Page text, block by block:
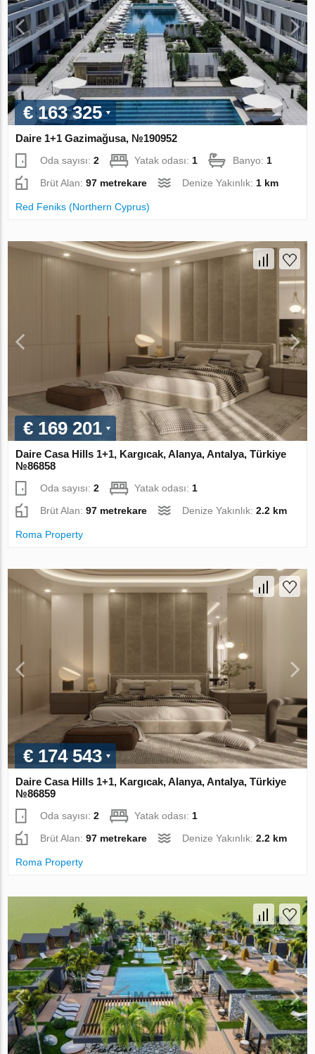
€ 163 325
Daire 1+1 Gazimağusa, №190952
Oda sayısı:2 Yatak odası:1 Banyo:1
Brüt Alan:97 metrekare Denize Yakınlık:1 km
Red Feniks (Northern Cyprus)
€ 169 201
Daire Casa Hills 1+1, Kargıcak, Alanya, Antalya, Türkiye
№86858
Oda sayısı:2 Yatak odası: 1
Brüt Alan:97 metrekare Denize Yakınlık:2.2 km
Roma Property
€ 174 543
Daire Casa Hills 1+1, Kargıcak, Alanya, Antalya, Türkiye
№86859
Oda sayısı:2 Yatak odası: 1
Brüt Alan:97 metrekare Denize Yakınlık:2.2 km
Roma Property